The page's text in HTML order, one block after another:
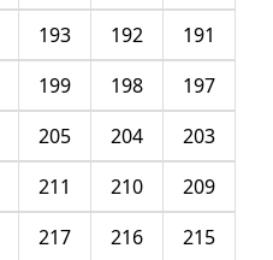
191
192
193
197
198
199
203
204
205
209
210
211
215
216
217